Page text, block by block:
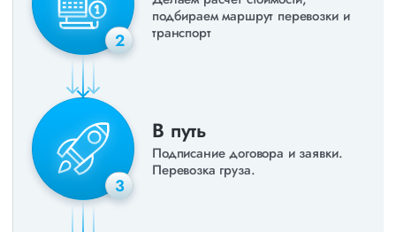
2
подбираем маршрут перевозки и
транспорт
3
В путь
Подписание договора и заявки.
Перевозка груза.